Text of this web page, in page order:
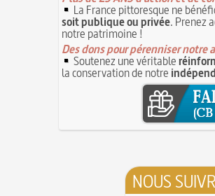
La France pittoresque ne
soit publique ou privée. Prenez
notre patrimoine !
Des dons pour pérenniser notre
Soutenez une véritable
la conservation de notre
NOUS